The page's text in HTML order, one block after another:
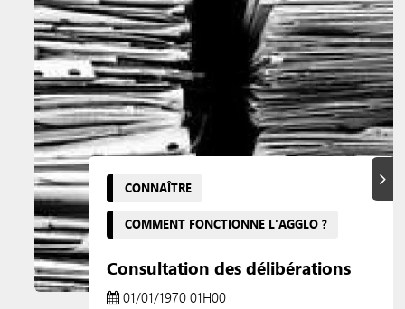
CONNAÎTRE
COMMENT FONCTIONNE L'AGGLO ?
Consultation des délibérations
01/01/1970 01H00